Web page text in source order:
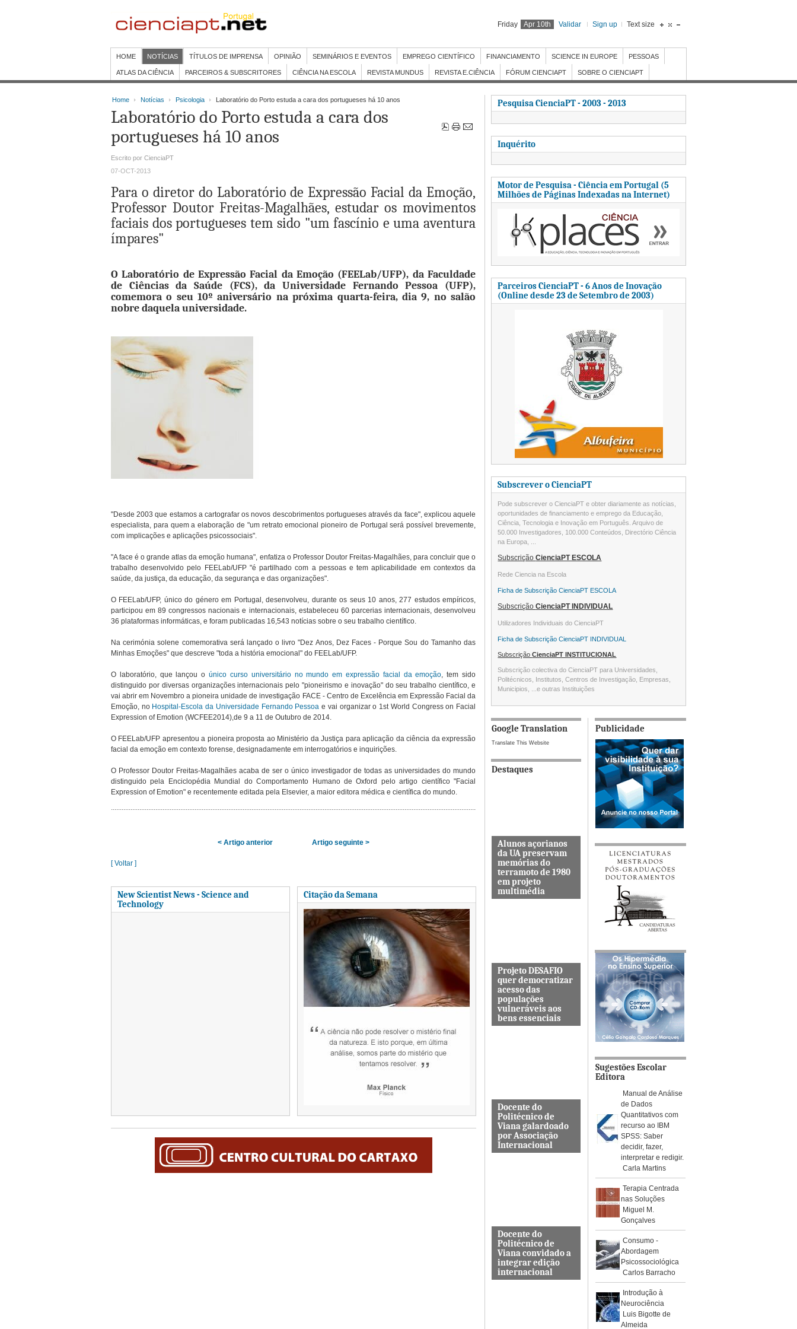
Friday Apr 10th Validar Sign up Text size
HOME NOTÍCIAS TÍTULOS DE IMPRENSA OPINIÃO SEMINÁRIOS E EVENTOS EMPREGO CIENTÍFICO FINANCIAMENTO SCIENCE IN EUROPE PESSOAS
ATLAS DA CIÊNCIA PARCEIROS & SUBSCRITORES CIÊNCIA NA ESCOLA REVISTA MUNDUS REVISTA E.CIÊNCIA FÓRUM CIENCIAPT SOBRE O CIENCIAPT
Home Notícias Psicologia Laboratório do Porto estuda a cara dos portugueses há 10 anos
Laboratório do Porto estuda a cara dos
portugueses há 10 anos
Escrito por CienciaPT
07-OCT-2013
Para o diretor do Laboratório de Expressão Facial da Emoção,
Professor Doutor Freitas-Magalhães, estudar os movimentos
faciais dos portugueses tem sido "um fascínio e uma aventura
ímpares"
O Laboratório de Expressão Facial da Emoção (FEELab/UFP), da Faculdade
de Ciências da Saúde (FCS), da Universidade Fernando Pessoa (UFP),
comemora o seu 10º aniversário na próxima quarta-feira, dia 9, no salão
nobre daquela universidade.
"Desde 2003 que estamos a cartografar os novos descobrimentos portugueses através da face", explicou aquele
especialista, para quem a elaboração de "um retrato emocional pioneiro de Portugal será possível brevemente,
com implicações e aplicações psicossociais".
"A face é o grande atlas da emoção humana", enfatiza o Professor Doutor Freitas-Magalhães, para concluir que o
trabalho desenvolvido pelo FEELab/UFP "é partilhado com a pessoas e tem aplicabilidade em contextos da
saúde, da justiça, da educação, da segurança e das organizações".
O FEELab/UFP, único do género em Portugal, desenvolveu, durante os seus 10 anos, 277 estudos empíricos,
participou em 89 congressos nacionais e internacionais, estabeleceu 60 parcerias internacionais, desenvolveu
36 plataformas informáticas, e foram publicadas 16,543 notícias sobre o seu trabalho científico.
Na cerimónia solene comemorativa será lançado o livro "Dez Anos, Dez Faces - Porque Sou do Tamanho das
Minhas Emoções" que descreve "toda a história emocional" do FEELab/UFP.
O laboratório, que lançou oúnico curso universitário no mundo em expressão facial da emoção, tem sido
distinguido por diversas organizações internacionais pelo "pioneirismo e inovação" do seu trabalho científico, e
vai abrir em Novembro a pioneira unidade de investigação FACE - Centro de Excelência em Expressão Facial da
Emoção, no Hospital-Escola da Universidade Fernando Pessoa e vai organizar o 1st World Congress on Facial
Expression of Emotion (WCFEE2014),de 9 a 11 de Outubro de 2014.
O FEELab/UFP apresentou a pioneira proposta ao Ministério da Justiça para aplicação da ciência da expressão
facial da emoção em contexto forense, designadamente em interrogatórios e inquirições.
O Professor Doutor Freitas-Magalhães acaba de ser o único investigador de todas as universidades do mundo
distinguido pela Enciclopédia Mundial do Comportamento Humano de Oxford pelo artigo científico "Facial
Expression of Emotion" e recentemente editada pela Elsevier, a maior editora médica e científica do mundo.
< Artigo anterior Artigo seguinte >
[ Voltar ]
New Scientist News - Science and
Technology
Citação da Semana
Pesquisa CienciaPT - 2003 - 2013
Inquérito
Motor de Pesquisa - Ciência em Portugal (5
Milhões de Páginas Indexadas na Internet)
Parceiros CienciaPT - 6 Anos de Inovação
(Online desde 23 de Setembro de 2003)
Subscrever o CienciaPT
Pode subscrever o CienciaPT e obter diariamente as notícias,
oportunidades de financiamento e emprego da Educação,
Ciência, Tecnologia e Inovação em Português. Arquivo de
50.000 Investigadores, 100.000 Conteúdos, Directório Ciência
na Europa, ...
SubscriçãoCienciaPT ESCOLA
Rede Ciencia na Escola
Ficha de Subscrição CienciaPT ESCOLA
SubscriçãoCienciaPT INDIVIDUAL
Utilizadores Individuais do CienciaPT
Ficha de Subscrição CienciaPT INDIVIDUAL
SubscriçãoCienciaPT INSTITUCIONAL
Subscrição colectiva do CienciaPT para Universidades,
Politécnicos, Institutos, Centros de Investigação, Empresas,
Municipios, ...e outras Instituições
Google Translation
Translate This Website
Destaques
Alunos açorianos
da UA preservam
memórias do
terramoto de 1980
em projeto
multimédia
Projeto DESAFIO
quer democratizar
acesso das
populações
vulneráveis aos
bens essenciais
Docente do
Politécnico de
Viana galardoado
por Associação
Internacional
Docente do
Politécnico de
Viana convidado a
integrar edição
internacional
Publicidade
Sugestões Escolar
Editora
Manual de Análise
de Dados
Quantitativos com
recurso ao IBM
SPSS: Saber
decidir, fazer,
interpretar e redigir.
Carla Martins
Terapia Centrada
nas Soluções
Miguel M.
Gonçalves
Consumo -
Abordagem
Psicossociológica
Carlos Barracho
Introdução à
Neurociência
Luis Bigotte de
Almeida